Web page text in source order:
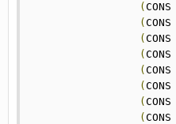
( CONS
( CONS
( CONS
( CONS
( CONS
( CONS
( CONS
( CONS